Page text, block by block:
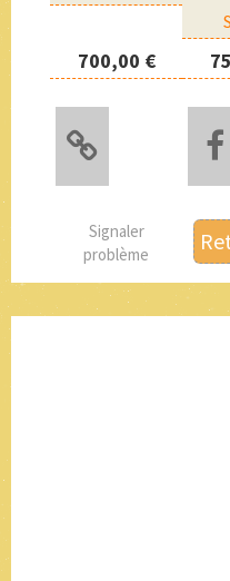
700,00 €
Signaler
problème